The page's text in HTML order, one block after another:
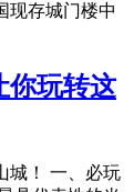
现存城门楼中
你玩转这
城！ 一、必玩